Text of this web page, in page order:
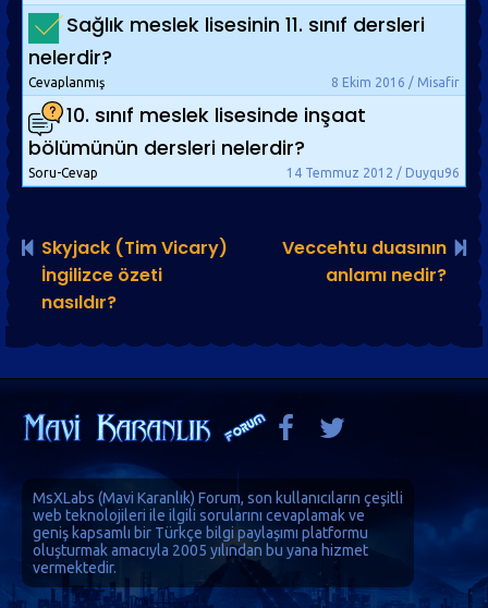
Sağlık meslek lisesinin 11. sınıf dersleri
nelerdir?
8 Ekim 2016 / Misafir
Cevaplanmış
10. sınıf meslek lisesinde inşaat
bölümünün dersleri nelerdir?
14 Temmuz 2012 / Duyqu96
Soru-Cevap
Skyjack (Tim Vicary)
İngilizce özeti
nasıldır?
Veccehtu duasının
anlamı nedir?
MsXLabs (Mavi Karanlık) Forum, son kullanıcıların çeşitli
web teknolojileri ile ilgili sorularını cevaplamak ve
geniş kapsamlı bir Türkçe bilgi paylaşımı platformu
oluşturmak amacıyla 2005 yılından bu yana hizmet
vermektedir.